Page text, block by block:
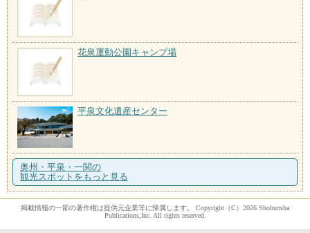
花泉運動公園キャンプ場
平泉文化遺産センター
奥州・平泉・一関の
観光スポットをもっと見る
掲載情報の一部の著作権は提供元企業等に帰属します。 Copyright（C）2026 Shobunsha
Publications,Inc. All rights reserved.